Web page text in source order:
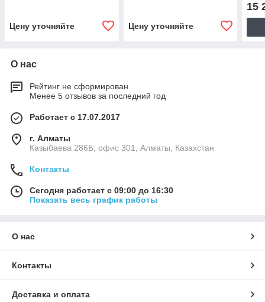
Цену уточняйте Цену уточняйте
15
О нас
Рейтинг не сформирован
Менее 5 отзывов за последний год
Работает с 17.07.2017
г. Алматы
Казыбаева 286Б, офис 301, Алматы, Казахстан
Контакты
Сегодня работает с 09:00 до 16:30
Показать весь график работы
О нас
Контакты
Доставка и оплата